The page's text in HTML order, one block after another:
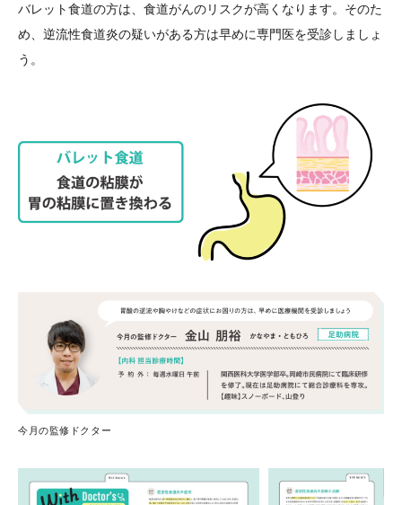
バレット食道の方は、食道がんのリスクが高くなります。そのた
め、逆流性食道炎の疑いがある方は早めに専門医を受診しましょ
う。
今月の監修ドクター